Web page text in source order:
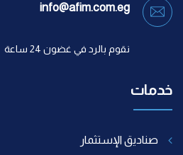
info@afim.com.eg
نقوم بالرد في غضون 24 ساعة
خدمات
صناديق الإستثمار